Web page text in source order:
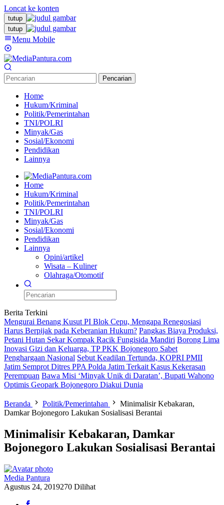
Loncat ke konten
tutup
tutup
Menu Mobile
Pencarian
Home
Hukum/Kriminal
Politik/Pemerintahan
TNI/POLRI
Minyak/Gas
Sosial/Ekonomi
Pendidikan
Lainnya
Home
Hukum/Kriminal
Politik/Pemerintahan
TNI/POLRI
Minyak/Gas
Sosial/Ekonomi
Pendidikan
Lainnya
Opini/artikel
Wisata – Kuliner
Olahraga/Otomotif
Berita Terkini
Mengurai Benang Kusut PI Blok Cepu, Mengapa Renegosiasi
Harus Berpijak pada Keberanian Hukum? Pangkas Biaya Produksi,
Petani Hutan Sekar Kompak Racik Fungisida Mandiri Borong Lima
Inovasi Gizi dan Keluarga, TP PKK Bojonegoro Sabet
Penghargaan Nasional Sebut Keadilan Tertunda, KOPRI PMII
Jatim Semprot Ditres PPA Polda Jatim Terkait Kasus Kekerasan
Perempuan Bawa Misi ‘Minyak Unik di Daratan’, Bupati Wahono
Optimis Geopark Bojonegoro Diakui Dunia
Beranda Politik/Pemerintahan
Minimalisir Kebakaran,
Damkar Bojonegoro Lakukan Sosialisasi Berantai
Minimalisir Kebakaran, Damkar
Bojonegoro Lakukan Sosialisasi Berantai
Media Pantura
Agustus 24, 2019270 Dilihat